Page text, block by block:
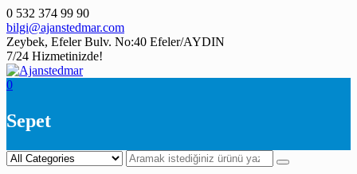
Skip
to
content
0 532 374 99 90
bilgi@ajanstedmar.com
Zeybek, Efeler Bulv. No:40 Efeler/AYDIN
7/24 Hizmetinizde!
0
Sepet